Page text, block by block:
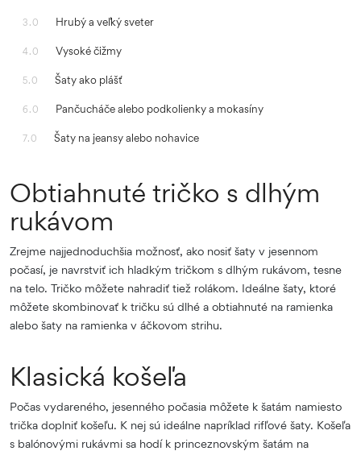
3.0 Hrubý a veľký sveter
4.0 Vysoké čižmy
5.0 Šaty ako plášť
6.0 Pančucháče alebo podkolienky a mokasíny
7.0 Šaty na jeansy alebo nohavice
Obtiahnuté tričko s dlhým
rukávom
Zrejme najjednoduchšia možnosť, ako nosiť šaty v jesennom
počasí, je navrstviť ich hladkým tričkom s dlhým rukávom, tesne
na telo. Tričko môžete nahradiť tiež rolákom. Ideálne šaty, ktoré
môžete skombinovať k tričku sú dlhé a obtiahnuté na ramienka
alebo šaty na ramienka v áčkovom strihu.
Klasická košeľa
Počas vydareného, jesenného počasia môžete k šatám namiesto
trička doplniť košeľu. K nej sú ideálne napríklad rifľové šaty. Košeľa
s balónovými rukávmi sa hodí k princeznovským šatám na